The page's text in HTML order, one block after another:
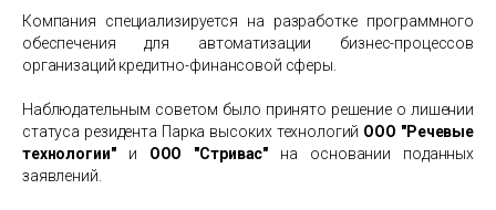
Компания специализируется на разработке программного
обеспечения для автоматизации бизнес-процессов
организаций кредитно-финансовой сферы.
Наблюдательным советом было принято решение о лишении
статуса резидента Парка высоких технологий ООО "Речевые
технологии"и ООО "Стривас" на основании поданных
заявлений.